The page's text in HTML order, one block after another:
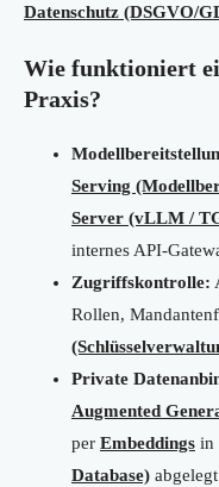
Datenschutz (DSGVO/
Wie funktioniert
Praxis?
Serving
Server (vLLM /
internes API-
Zugriffskontrolle:
Rollen,
Private
Augmented
per Embeddings in
Database)